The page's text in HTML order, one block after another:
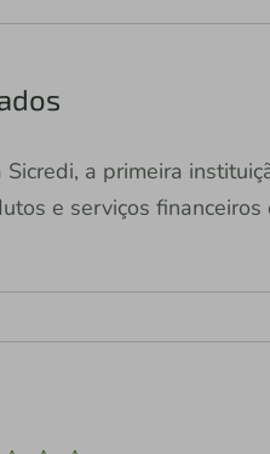
a primeira
e serviços